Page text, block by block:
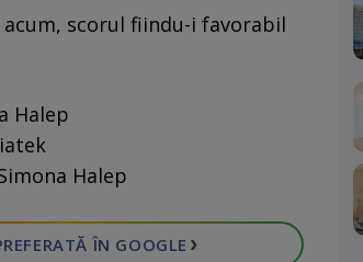
scorul fiindu-i favorabil
Halep
Halep
ÎN GOOGLE ›